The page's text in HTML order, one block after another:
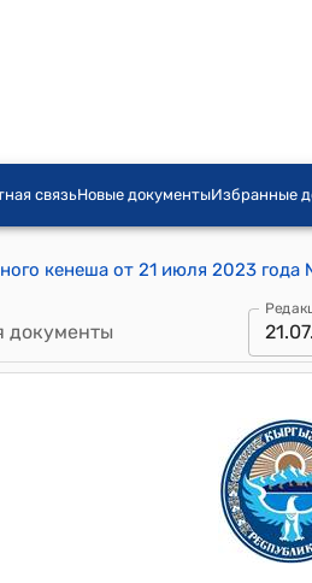
связьНовые документыИзбранные
документы